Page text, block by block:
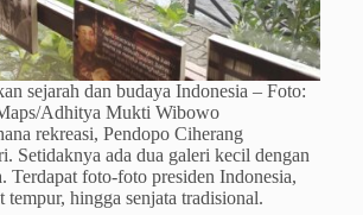
sejarah dan budaya Indonesia – Foto:
Adhitya Mukti Wibowo
rekreasi, Pendopo Ciherang
Setidaknya ada dua galeri kecil dengan
Terdapat foto-foto presiden Indonesia,
hingga senjata tradisional.